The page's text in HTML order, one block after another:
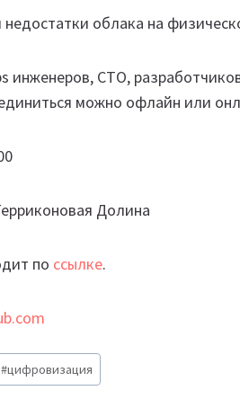
облака на
инженеров, CTO,
можно офлайн или
Долина
по ссылке.
#цифровизация